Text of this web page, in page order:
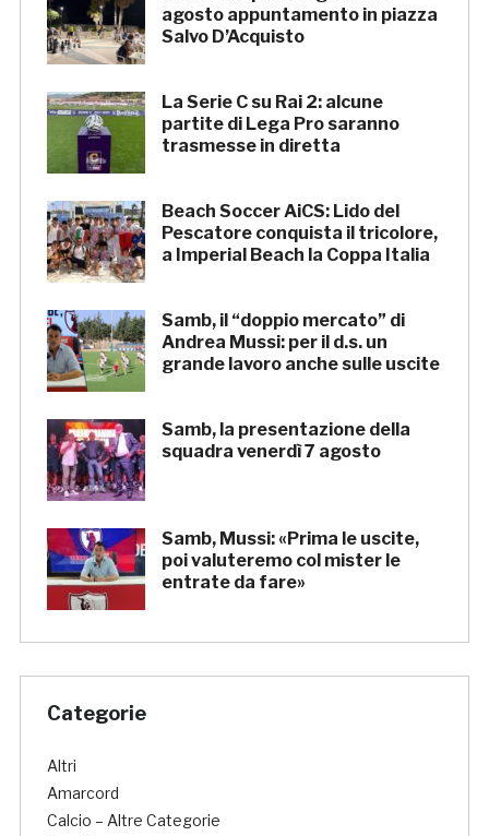
agosto appuntamento in piazza
Salvo D’Acquisto
La Serie C su Rai 2: alcune
partite di Lega Pro saranno
trasmesse in diretta
Beach Soccer AiCS: Lido del
Pescatore conquista il tricolore,
a Imperial Beach la Coppa Italia
Samb, il “doppio mercato” di
Andrea Mussi: per il d.s. un
grande lavoro anche sulle uscite
Samb, la presentazione della
squadra venerdì 7 agosto
Samb, Mussi: «Prima le uscite,
poi valuteremo col mister le
entrate da fare»
Categorie
Altri
Amarcord
Calcio – Altre Categorie